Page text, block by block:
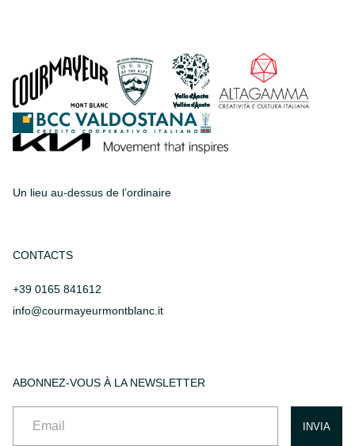
Un lieu au-dessus de l’ordinaire
CONTACTS
+39 0165 841612
info@courmayeurmontblanc.it
ABONNEZ-VOUS À LA NEWSLETTER